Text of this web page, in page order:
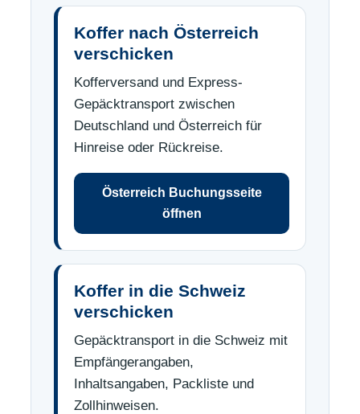
Koffer nach Österreich
verschicken
Kofferversand und Express-
Gepäcktransport zwischen
Deutschland und Österreich für
Hinreise oder Rückreise.
Österreich Buchungsseite
öffnen
Koffer in die Schweiz
verschicken
Gepäcktransport in die Schweiz mit
Empfängerangaben,
Inhaltsangaben, Packliste und
Zollhinweisen.